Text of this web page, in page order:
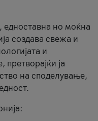
но моќна
создава свежа и
и
претворајќи ја
на споделување,